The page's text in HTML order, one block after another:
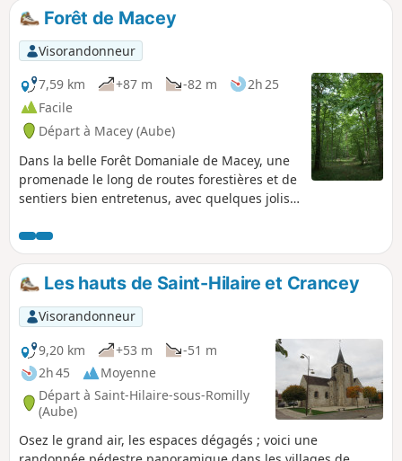
Forêt de Macey
Visorandonneur
7,59 km
+87 m -82 m
2h 25
Facile
Départ à Macey (Aube)
Dans la belle Forêt Domaniale de Macey, une
promenade le long de routes forestières et de
sentiers bien entretenus, avec quelques jolis
Les hauts de Saint-Hilaire et Crancey
Visorandonneur
9,20 km
+53 m
-51 m
2h 45
Moyenne
Départ à Saint-Hilaire-sous-Romilly
(Aube)
Osez le grand air, les espaces dégagés ; voici une